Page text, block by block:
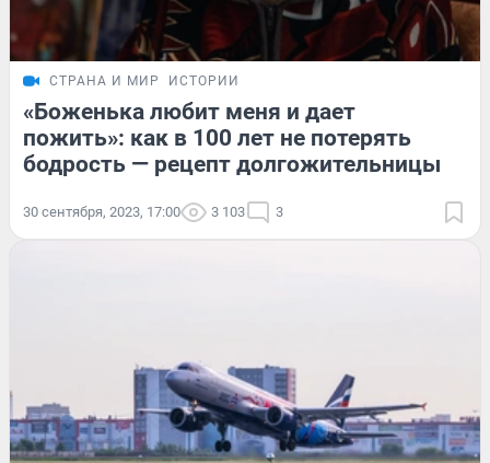
СТРАНА И МИР ИСТОРИИ
«Боженька любит меня и дает
пожить»: как в 100 лет не потерять
бодрость — рецепт долгожительницы
30 сентября, 2023, 17:00 3 103 3